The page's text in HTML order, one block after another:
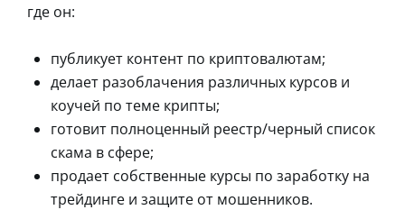
где он:
публикует контент по криптовалютам;
делает разоблачения различных курсов и
коучей по теме крипты;
готовит полноценный реестр/черный список
скама в сфере;
продает собственные курсы по заработку на
трейдинге и защите от мошенников.